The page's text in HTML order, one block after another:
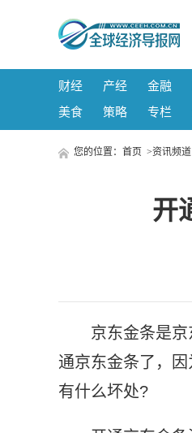
财经 产经 金融
美食
策略 专栏
您的位置： 首页 >资讯频道
开
京东金条是
通京东金条了，
有什么坏处?